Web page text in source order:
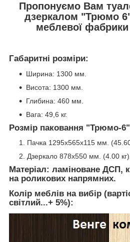
Пропонуємо Вам
дзеркалом "Трюмо
меблевої
Габаритні розміри:
Ширина: 1300 мм.
Висота: 1300 мм.
Глибина: 460 мм.
Вага: 49,6 кг.
Розмір паковання "Трюмо-
Пачка 1295x565x115 мм.
Дзеркало 878х550 мм. (4.00
Матеріал: ламіноване ДСП,
на роликових напрямних.
Колір меблів на вибір
світлий...+ 5%):